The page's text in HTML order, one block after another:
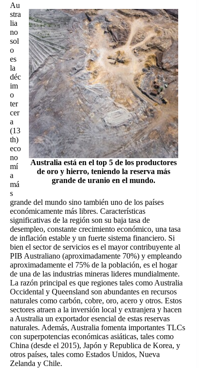
Australia está en el top 5 de los productores
de oro y hierro, teniendo la reserva más
grande de uranio en el mundo.
Au
stra
lia
no
sol
o
es
la
déc
im
o
ter
cer
a
(13
th)
eco
no
mí
a
má
s
grande del mundo sino también uno de los países
económicamente más libres. Características
significativas de la región son su baja tasa de
desempleo, constante crecimiento económico, una tasa
de inflación estable y un fuerte sistema financiero. Si
bien el sector de servicios es el mayor contribuyente al
PIB Australiano (aproximadamente 70%) y empleando
aproximadamente el 75% de la población, es el hogar
de una de las industrias mineras lideres mundialmente.
La razón principal es que regiones tales como Australia
Occidental y Queensland son abundantes en recursos
naturales como carbón, cobre, oro, acero y otros. Estos
sectores atraen a la inversión local y extranjera y hacen
a Australia un exportador esencial de estas reservas
naturales. Además, Australia fomenta importantes TLCs
con superpotencias económicas asiáticas, tales como
China (desde el 2015), Japón y Republica de Korea, y
otros países, tales como Estados Unidos, Nueva
Zelanda y Chile.